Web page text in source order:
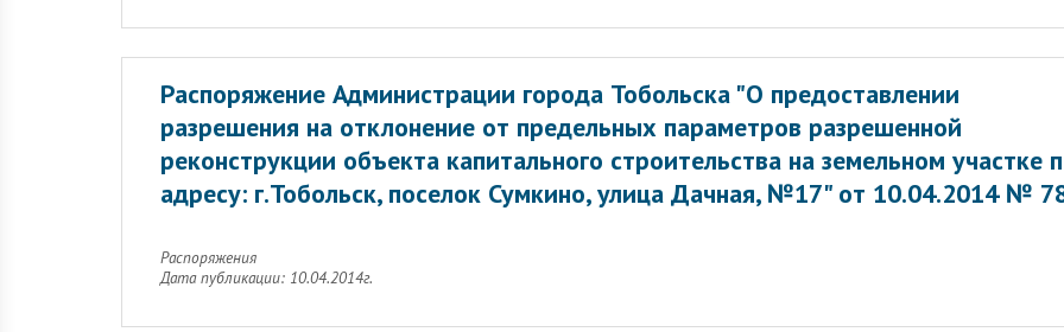
Распоряжение Администрации города Тобольска "О предоставлении
разрешения на отклонение от предельных параметров разрешенной
реконструкции объекта капитального строительства на земельном участке
адресу: г.Тобольск, поселок Сумкино, улица Дачная, №17" от 10.04.2014 №
Распоряжения
Дата публикации: 10.04.2014г.